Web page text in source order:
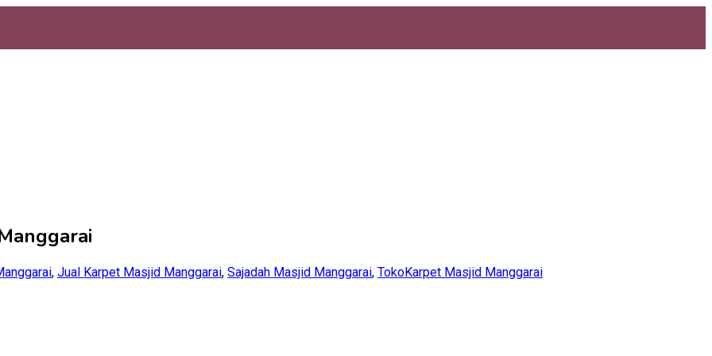
, Jual Karpet Masjid Manggarai, Sajadah Masjid Manggarai, TokoKarpet Masjid Manggarai